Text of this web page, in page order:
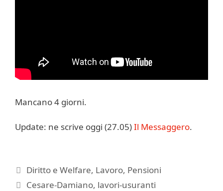
Mancano 4 giorni.
Update: ne scrive oggi (27.05)Il Messaggero.
Categorie
Diritto e Welfare, Lavoro, Pensioni
Tag
Cesare-Damiano, lavori-usuranti